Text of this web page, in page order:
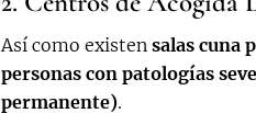
Así como existen salas cuna
personas con patologías
permanente).